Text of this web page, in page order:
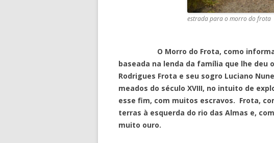
estrada para o morro do frota
O Morro do Frota, como
baseada na lenda da família que lhe deu
Rodrigues Frota e seu sogro Luciano
meados do século XVIII, no intuito de
esse fim, com muitos escravos. Frota,
terras à esquerda do rio das Almas e,
muito ouro.